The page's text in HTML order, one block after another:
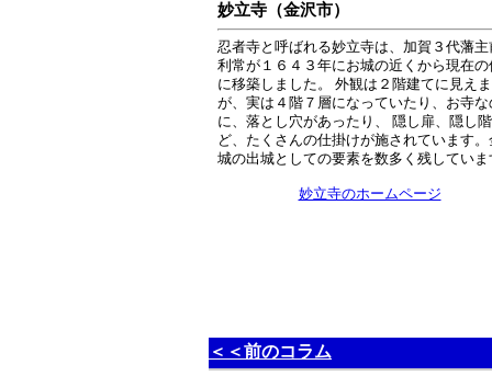
妙立寺（金沢市）
忍者寺と呼ばれる妙立寺は、加賀３代藩主
利常が１６４３年にお城の近くから現在の
に移築しました。 外観は２階建てに見え
が、実は４階７層になっていたり、お寺な
に、落とし穴があったり、 隠し扉、隠し
ど、たくさんの仕掛けが施されています。
城の出城としての要素を数多く残していま
妙立寺のホームページ
＜＜前のコラム